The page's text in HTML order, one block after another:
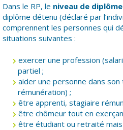
Dans le RP, le niveau de diplôme
diplôme détenu (déclaré par
comprennent les personnes qui
situations suivantes :
exercer une profession
partiel ;
aider une personne dans son
rémunération) ;
être apprenti, stagiaire
être chômeur tout en
être étudiant ou retraité mais